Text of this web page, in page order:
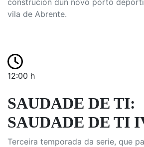
construción dun novo porto
vila de Abrente.
12:00 h
SAUDADE DE TI:
SAUDADE DE TI
Terceira temporada da serie, que